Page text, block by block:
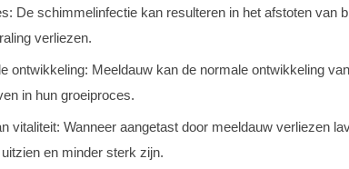
De schimmelinfectie kan resulteren in het afstoten van
verliezen.
ontwikkeling: Meeldauw kan de normale ontwikkeling
in hun groeiproces.
vitaliteit: Wanneer aangetast door meeldauw verliezen
en minder sterk zijn.